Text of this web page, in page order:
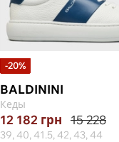
-20%
BALDININI
Кеды
12 182 грн 15 228
39, 40, 41.5, 42, 43, 44